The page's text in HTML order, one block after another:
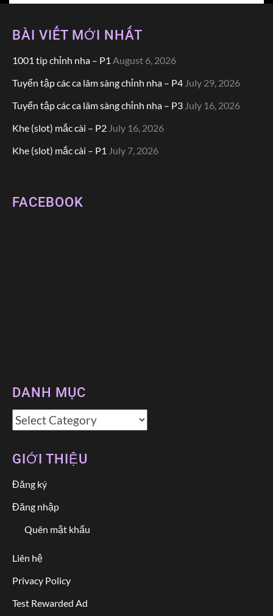
BÀI VIẾT MỚI NHẤT
1001 tip chỉnh nha – P1 August 6, 2026
Tuyển tập các ca lâm sàng chỉnh nha – P4 July 29, 2026
Tuyển tập các ca lâm sàng chỉnh nha – P3 July 16, 2026
Khe (slot) mắc cài – P2 July 16, 2026
Khe (slot) mắc cài – P1 July 7, 2026
FACEBOOK
DANH MỤC
Danh
GIỚI THIỆU
Đăng ký
Đăng nhập
Quên mật khẩu
Liên hệ
Privacy Policy
Test Rewarded Ad